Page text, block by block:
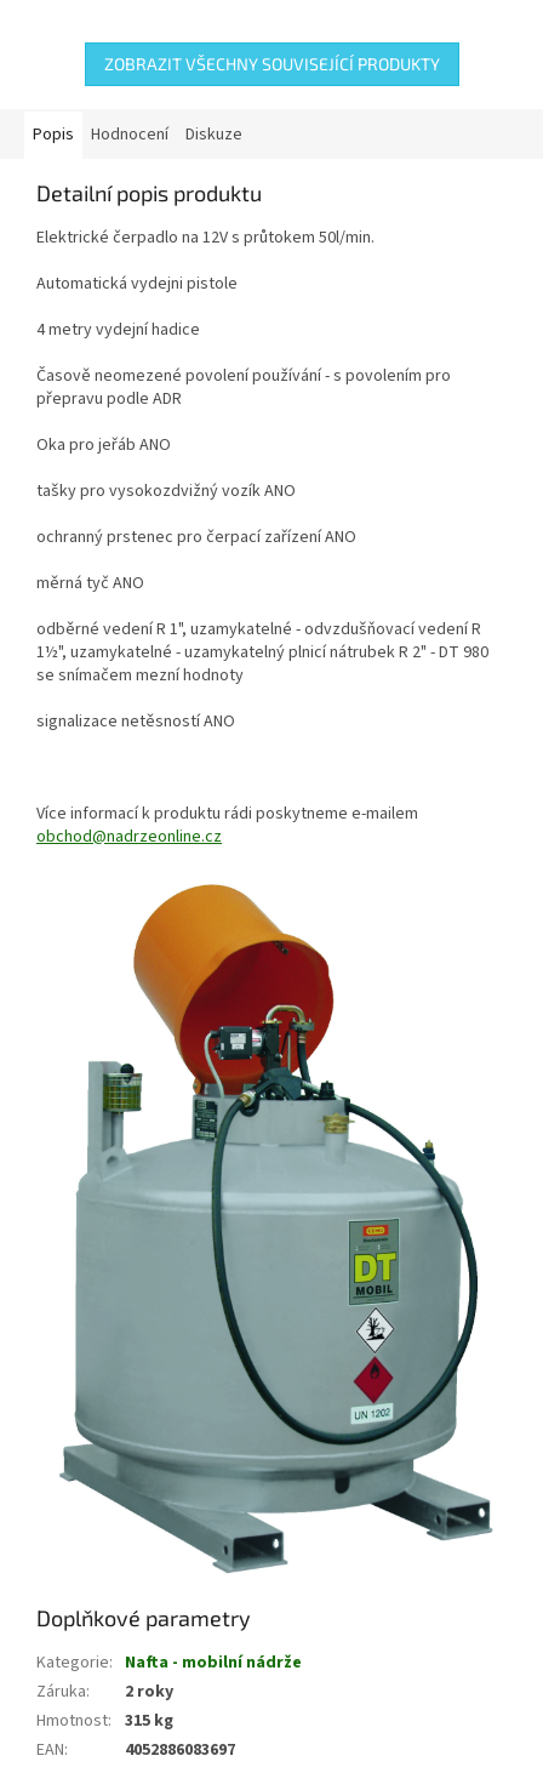
ZOBRAZIT VŠECHNY SOUVISEJÍCÍ PRODUKTY
Popis Hodnocení Diskuze
Detailní popis produktu
Elektrické čerpadlo na 12V s průtokem 50l/min.
Automatická vydejni pistole
4 metry vydejní hadice
Časově neomezené povolení používání - s povolením pro
přepravu podle ADR
Oka pro jeřáb ANO
tašky pro vysokozdvižný vozík ANO
ochranný prstenec pro čerpací zařízení ANO
měrná tyč ANO
odběrné vedení R 1", uzamykatelné - odvzdušňovací vedení R
1½", uzamykatelné - uzamykatelný plnicí nátrubek R 2" - DT 980
se snímačem mezní hodnoty
signalizace netěsností ANO
Více informací k produktu rádi poskytneme e-mailem
obchod@nadrzeonline.cz
Doplňkové parametry
Kategorie: Nafta - mobilní nádrže
Záruka:
2 roky
Hmotnost: 315 kg
EAN: 4052886083697